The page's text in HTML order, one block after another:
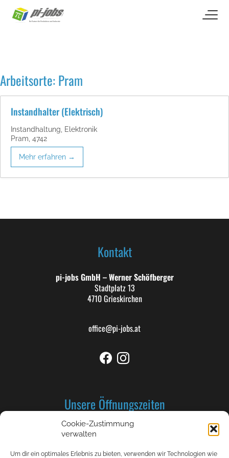
Cookie-Zustimmung
verwalten
Um dir ein optimales Erlebnis zu bieten, verwenden wir Technologien wie
Arbeitsorte:Pram
Instandhalter (Elektrisch)
Instandhaltung Elektronik
Pram 4742
Mehr erfahren
Kontakt
pi-jobs GmbH – Werner Schöfberger
Stadtplatz 13
4710 Grieskirchen
office@pi-jobs.at
Unsere Öffnungszeiten
Montag bis Donnerstag: 8-12 und 13-17 Uhr
Freitag 8-12 Uhr